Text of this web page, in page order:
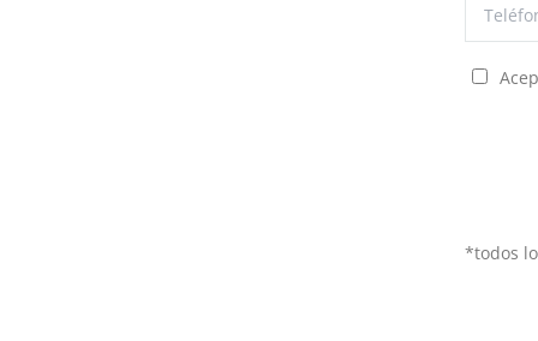
*todos